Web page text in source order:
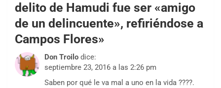
delito de Hamudi fue ser «amigo
de un delincuente», refiriéndose a
Campos Flores»
Don Troilo dice:
septiembre 23, 2016 a las 2:26 pm
Saben por qué le va mal a uno en la vida ????.